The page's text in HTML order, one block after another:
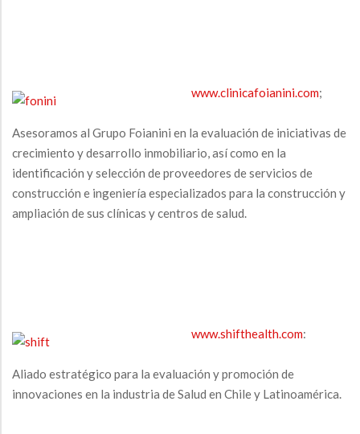
www.clinicafoianini.com;
Asesoramos al Grupo Foianini en la evaluación de iniciativas de
crecimiento y desarrollo inmobiliario, así como en la
identificación y selección de proveedores de servicios de
construcción e ingeniería especializados para la construcción y
ampliación de sus clínicas y centros de salud.
www.shifthealth.com:
Aliado estratégico para la evaluación y promoción de
innovaciones en la industria de Salud en Chile y Latinoamérica.